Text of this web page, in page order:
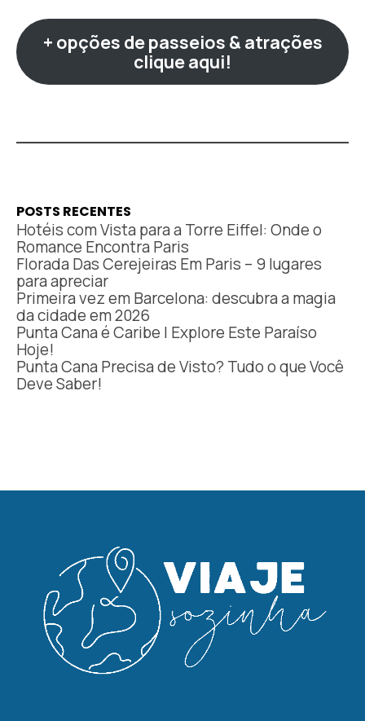
+ opções de passeios & atrações
clique aqui!
POSTS RECENTES
Hotéis com Vista para a Torre Eiffel: Onde o
Romance Encontra Paris
Florada Das Cerejeiras Em Paris – 9 lugares
para apreciar
Primeira vez em Barcelona: descubra a magia
da cidade em 2026
Punta Cana é Caribe | Explore Este Paraíso
Hoje!
Punta Cana Precisa de Visto? Tudo o que Você
Deve Saber!